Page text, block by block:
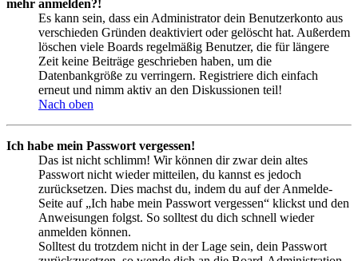
mehr anmelden?!
Es kann sein, dass ein Administrator dein Benutzerkonto aus
verschieden Gründen deaktiviert oder gelöscht hat. Außerdem
löschen viele Boards regelmäßig Benutzer, die für längere
Zeit keine Beiträge geschrieben haben, um die
Datenbankgröße zu verringern. Registriere dich einfach
erneut und nimm aktiv an den Diskussionen teil!
Nach oben
Ich habe mein Passwort vergessen!
Das ist nicht schlimm! Wir können dir zwar dein altes
Passwort nicht wieder mitteilen, du kannst es jedoch
zurücksetzen. Dies machst du, indem du auf der Anmelde-
Seite auf „Ich habe mein Passwort vergessen“ klickst und den
Anweisungen folgst. So solltest du dich schnell wieder
anmelden können.
Solltest du trotzdem nicht in der Lage sein, dein Passwort